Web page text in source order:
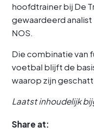
hoofdtrainer bij De
gewaardeerd
NOS.
Die combinatie van
voetbal blijft de
waarop zijn
Laatst inhoudelijk
Share at: